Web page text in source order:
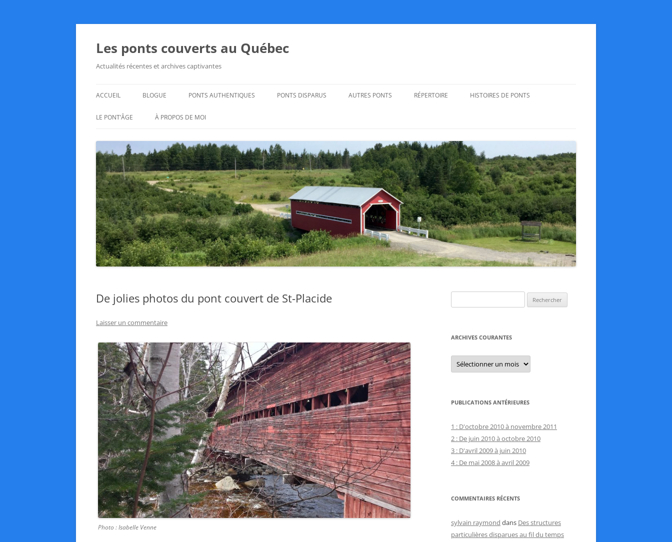
Aller
Les ponts couverts au Québec
Actualités récentes et archives captivantes
ACCUEIL BLOGUE PONTS AUTHENTIQUES PONTS DISPARUS AUTRES PONTS RÉPERTOIRE HISTOIRES DE PONTS
LE PONT’ÂGE À PROPOS DE MOI
De jolies photos du pont couvert de St-Placide
Laisser un commentaire
Photo : Isabelle Venne
ARCHIVES COURANTES
Archives
courantes
PUBLICATIONS ANTÉRIEURES
1 : D'octobre 2010 à novembre 2011
2 : De juin 2010 à octobre 2010
3 : D'avril 2009 à juin 2010
4 : De mai 2008 à avril 2009
COMMENTAIRES RÉCENTS
sylvain raymond dans Des structures
particulières disparues au fil du temps